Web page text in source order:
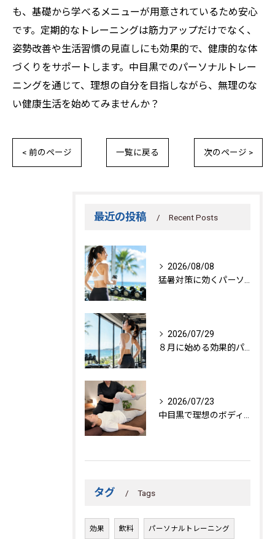
も、基礎から学べるメニューが用意されているため安心
です。定期的なトレーニングは筋力アップだけでなく、
姿勢改善や生活習慣の見直しにも効果的で、健康的な体
づくりをサポートします。中目黒でのパーソナルトレー
ニングを通じて、理想の自分を目指しながら、無理のな
い健康生活を始めてみませんか？
< 前のページ 一覧に戻る 次のページ >
最近の投稿 Recent Posts
2026/08/08
2026/07/29
2026/07/23
タグ Tags
効果 飲料 パーソナルトレーニング